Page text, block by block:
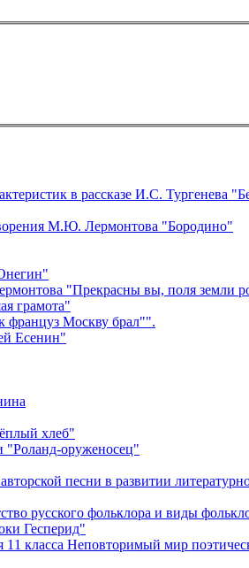
в рассказе И.С. Тургенева
М.Ю. Лермонтова "Бородино"
"Прекрасны вы, поля земли
грамота"
француз Москву брал"".
Есенин"
хлеб"
оруженосец"
(открытый) урок в 5 классе по разделу «Богатство русского фольклора
"Золотые яблоки Гесперид"
класса Неповторимый мир